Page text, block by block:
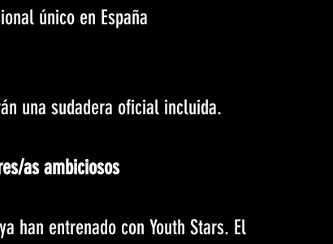
único en España
una sudadera oficial incluida.
as ambiciosos
han entrenado con Youth Stars. El